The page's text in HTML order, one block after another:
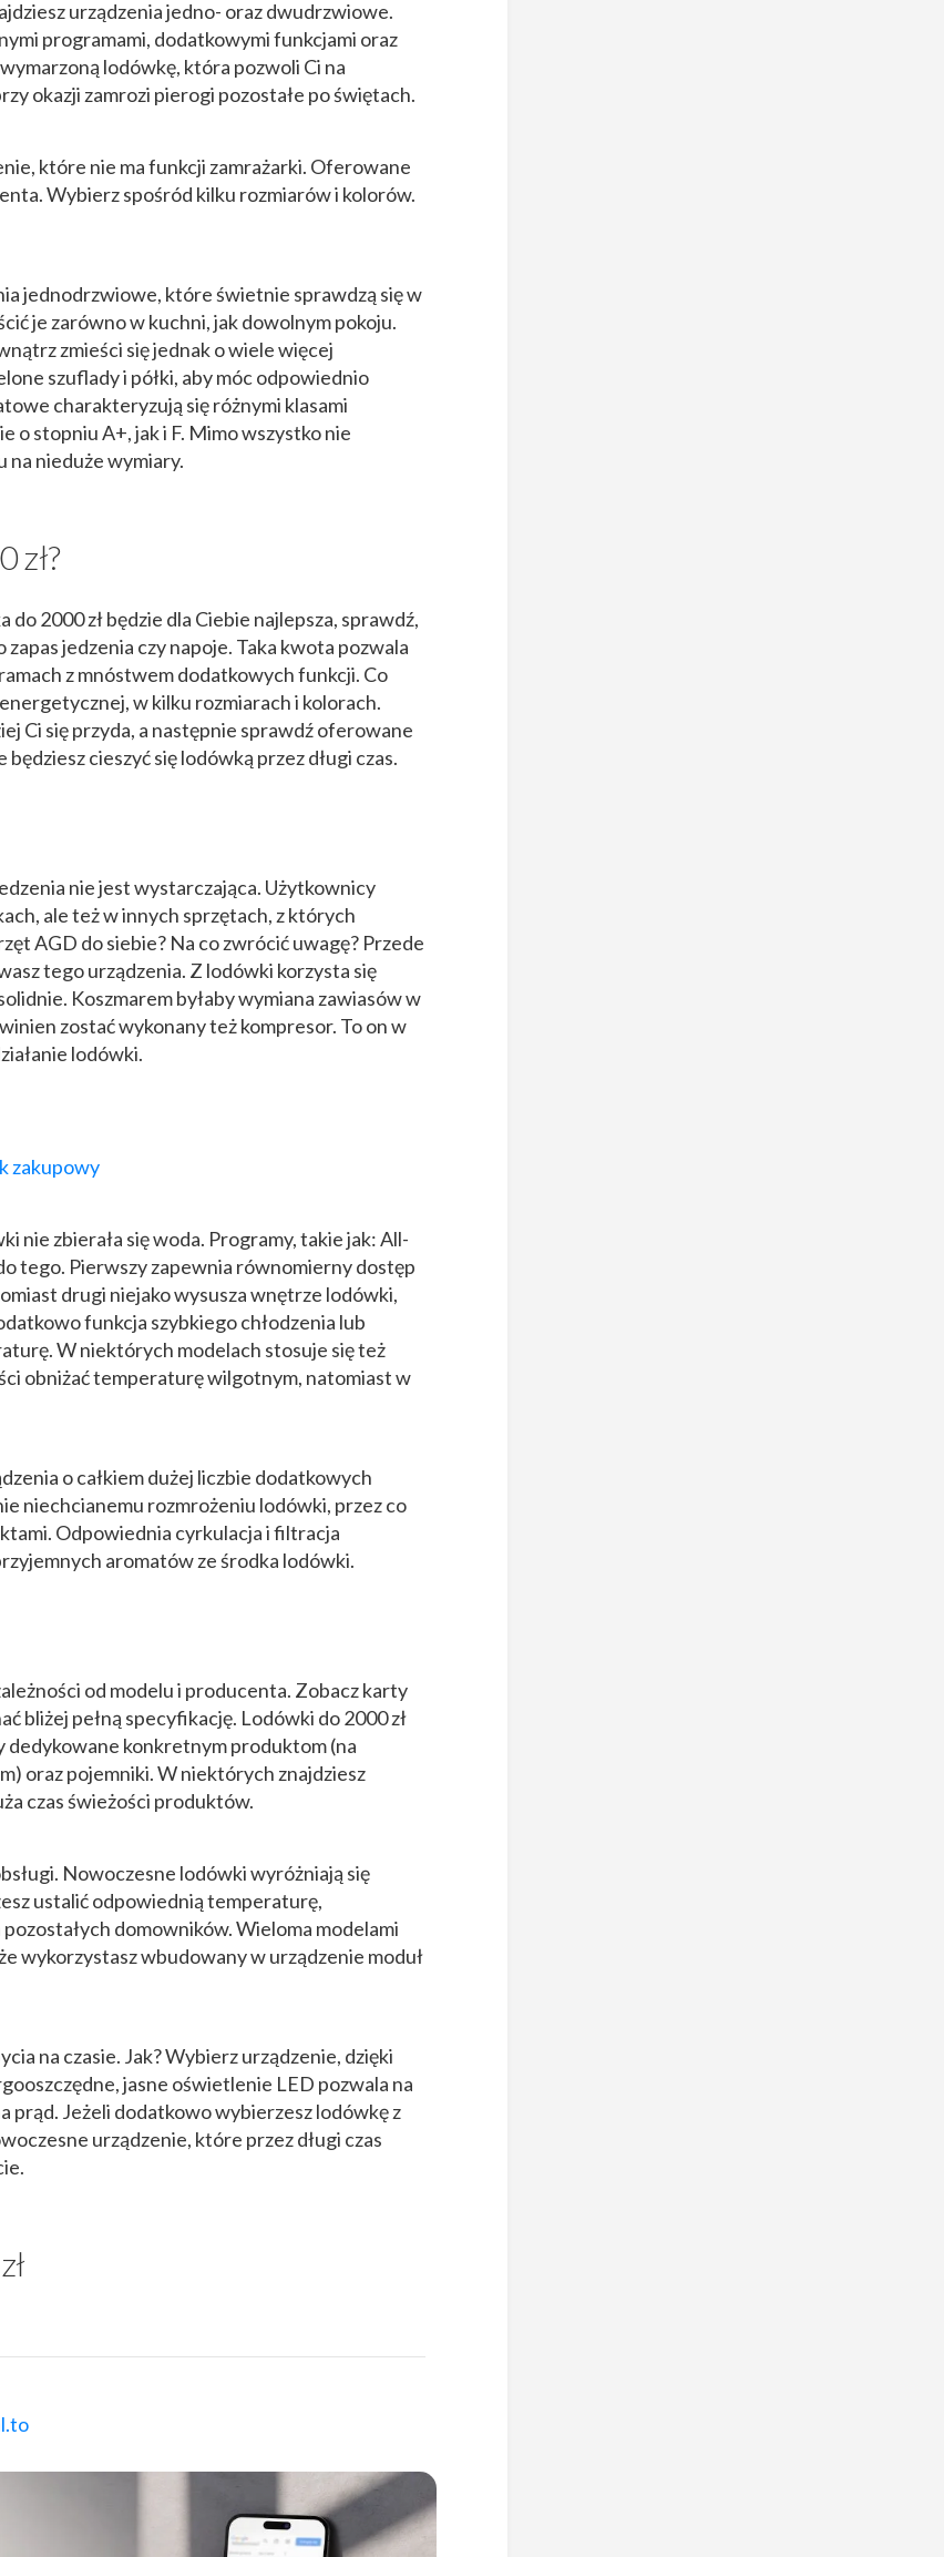
urządzenia jedno- oraz dwudrzwiowe.
programami, dodatkowymi funkcjami oraz
lodówkę, która pozwoli Ci na
okazji zamrozi pierogi pozostałe po świętach.
które nie ma funkcji zamrażarki. Oferowane
Wybierz spośród kilku rozmiarów i kolorów.
jednodrzwiowe, które świetnie sprawdzą się w
je zarówno w kuchni, jak dowolnym pokoju.
zmieści się jednak o wiele więcej
szuflady i półki, aby móc odpowiednio
charakteryzują się różnymi klasami
o stopniu A+, jak i F. Mimo wszystko nie
na nieduże wymiary.
zł?
do 2000 zł będzie dla Ciebie najlepsza, sprawdź,
jedzenia czy napoje. Taka kwota pozwala
z mnóstwem dodatkowych funkcji. Co
w kilku rozmiarach i kolorach.
Ci się przyda, a następnie sprawdź oferowane
cieszyć się lodówką przez długi czas.
nie jest wystarczająca. Użytkownicy
ale też w innych sprzętach, z których
AGD do siebie? Na co zwrócić uwagę? Przede
tego urządzenia. Z lodówki korzysta się
Koszmarem byłaby wymiana zawiasów w
zostać wykonany też kompresor. To on w
lodówki.
zakupowy
nie zbierała się woda. Programy, takie jak: All-
tego. Pierwszy zapewnia równomierny dostęp
drugi niejako wysusza wnętrze lodówki,
funkcja szybkiego chłodzenia lub
W niektórych modelach stosuje się też
obniżać temperaturę wilgotnym, natomiast w
o całkiem dużej liczbie dodatkowych
niechcianemu rozmrożeniu lodówki, przez co
Odpowiednia cyrkulacja i filtracja
aromatów ze środka lodówki.
od modelu i producenta. Zobacz karty
bliżej pełną specyfikację. Lodówki do 2000 zł
dedykowane konkretnym produktom (na
oraz pojemniki. W niektórych znajdziesz
czas świeżości produktów.
Nowoczesne lodówki wyróżniają się
ustalić odpowiednią temperaturę,
domowników. Wieloma modelami
wykorzystasz wbudowany w urządzenie moduł
na czasie. Jak? Wybierz urządzenie, dzięki
jasne oświetlenie LED pozwala na
prąd. Jeżeli dodatkowo wybierzesz lodówkę z
urządzenie, które przez długi czas